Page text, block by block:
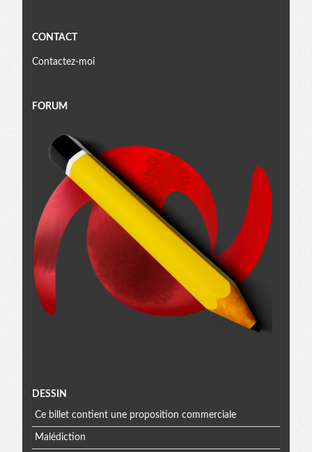
CONTACT
Contactez-moi
FORUM
Menu
DESSIN
Ce billet contient une proposition commerciale
Malédiction